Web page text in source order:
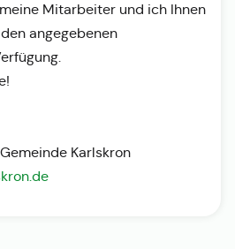
Mitarbeiter und ich Ihnen
angegebenen
Karlskron